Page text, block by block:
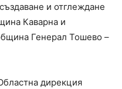
и отглеждане
Каварна и
Генерал Тошево –
дирекция